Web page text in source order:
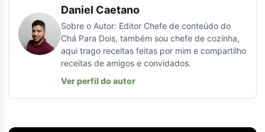
Daniel Caetano
Sobre o Autor: Editor Chefe de conteúdo do
Chá Para Dois, também sou chefe de cozinha,
aqui trago receitas feitas por mim e compartilho
receitas de amigos e convidados.
Ver perfil do autor